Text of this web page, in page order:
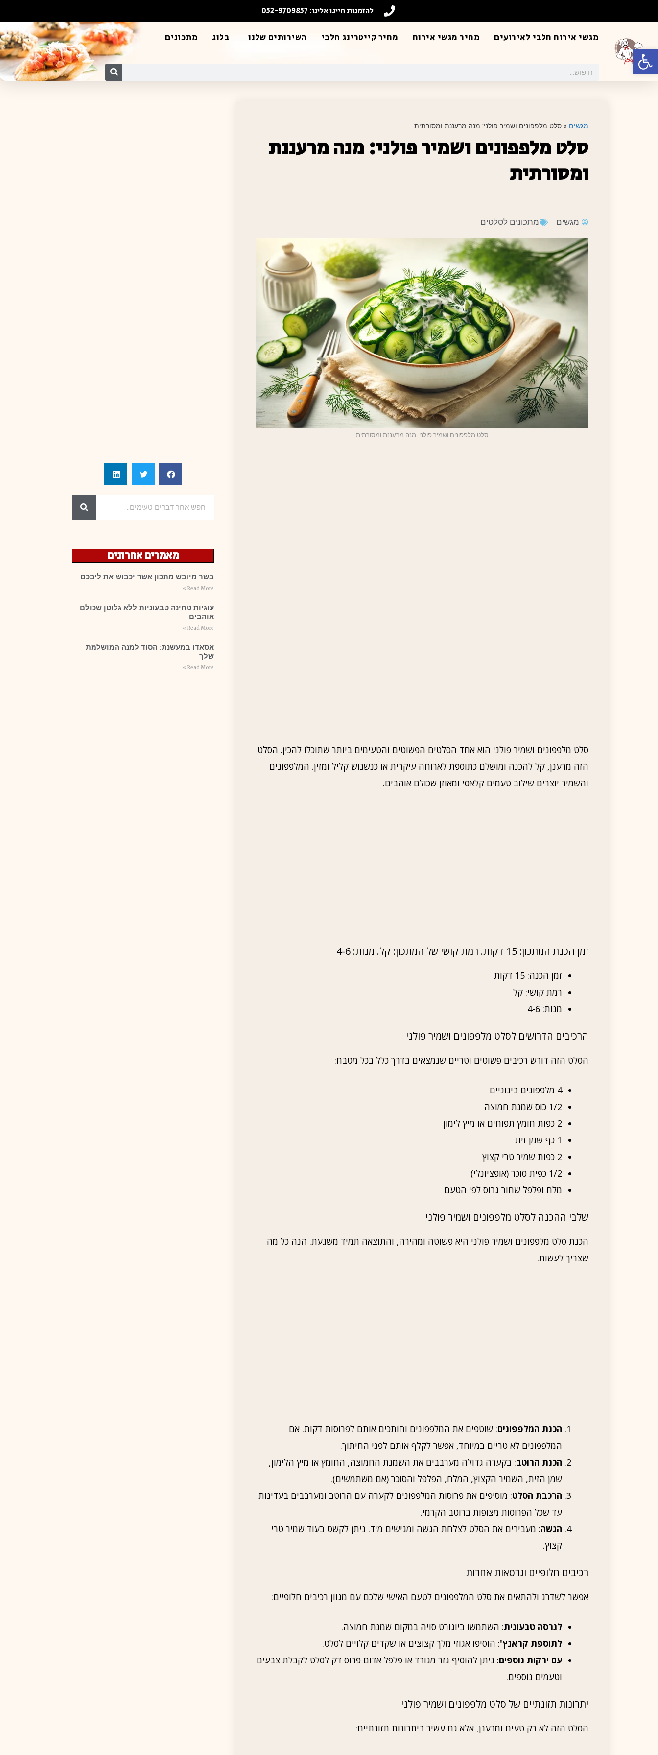
פתח סרגל נגישות
להזמנות חייגו אלינו: 052-9709857
מגשי אירוח חלבי לאירועים מחיר מגשי אירוח מחיר קייטרינג חלבי השירותים שלנו בלוג מתכונים
מגשים » סלט מלפפונים ושמיר פולני: מנה מרעננת ומסורתית
סלט מלפפונים ושמיר פולני: מנה מרעננת
ומסורתית
מגשים מתכונים לסלטים
סלט מלפפונים ושמיר פולני: מנה מרעננת ומסורתית
סלט מלפפונים ושמיר פולני הוא אחד הסלטים הפשוטים והטעימים ביותר שתוכלו להכין. הסלט
הזה מרענן, קל להכנה ומושלם כתוספת לארוחה עיקרית או כנשנוש קליל ומזין. המלפפונים
והשמיר יוצרים שילוב טעמים קלאסי ומאוזן שכולם אוהבים.
זמן הכנת המתכון: 15 דקות. רמת קושי של המתכון: קל. מנות: 4-6
זמן הכנה: 15 דקות
רמת קושי: קל
מנות: 4-6
הרכיבים הדרושים לסלט מלפפונים ושמיר פולני
הסלט הזה דורש רכיבים פשוטים וטריים שנמצאים בדרך כלל בכל מטבח:
4 מלפפונים בינוניים
1/2 כוס שמנת חמוצה
2 כפות חומץ תפוחים או מיץ לימון
1 כף שמן זית
2 כפות שמיר טרי קצוץ
1/2 כפית סוכר (אופציונלי)
מלח ופלפל שחור גרוס לפי הטעם
שלבי ההכנה לסלט מלפפונים ושמיר פולני
הכנת סלט מלפפונים ושמיר פולני היא פשוטה ומהירה, והתוצאה תמיד משגעת. הנה כל מה
שצריך לעשות:
הכנת המלפפונים: שוטפים את המלפפונים וחותכים אותם לפרוסות דקות. אם
המלפפונים לא טריים במיוחד, אפשר לקלף אותם לפני החיתוך.
הכנת הרוטב: בקערה גדולה מערבבים את השמנת החמוצה, החומץ או מיץ הלימון,
שמן הזית, השמיר הקצוץ, המלח, הפלפל והסוכר (אם משתמשים).
הרכבת הסלט: מוסיפים את פרוסות המלפפונים לקערה עם הרוטב ומערבבים בעדינות
עד שכל הפרוסות מצופות ברוטב הקרמי.
הגשה: מעבירים את הסלט לצלחת הגשה ומגישים מיד. ניתן לקשט בעוד שמיר טרי
קצוץ.
רכיבים חלופיים וגרסאות אחרות
אפשר לשדרג ולהתאים את סלט המלפפונים לטעם האישי שלכם עם מגוון רכיבים חלופיים:
לגרסה טבעונית: השתמשו ביוגורט סויה במקום שמנת חמוצה.
לתוספת קראנץ': הוסיפו אגוזי מלך קצוצים או שקדים קלויים לסלט.
עם ירקות נוספים: ניתן להוסיף גזר מגורד או פלפל אדום פרוס דק לסלט לקבלת צבעים
וטעמים נוספים.
יתרונות תזונתיים של סלט מלפפונים ושמיר פולני
הסלט הזה לא רק טעים ומרענן, אלא גם עשיר ביתרונות תזונתיים:
מאמרים אחרונים
בשר מיובש מתכון אשר יכבוש את ליבכם
Read More »
עוגיות טחינה טבעוניות ללא גלוטן שכולם
אוהבים
Read More »
אסאדו במעשנת: הסוד למנה המושלמת
שלך
Read More »